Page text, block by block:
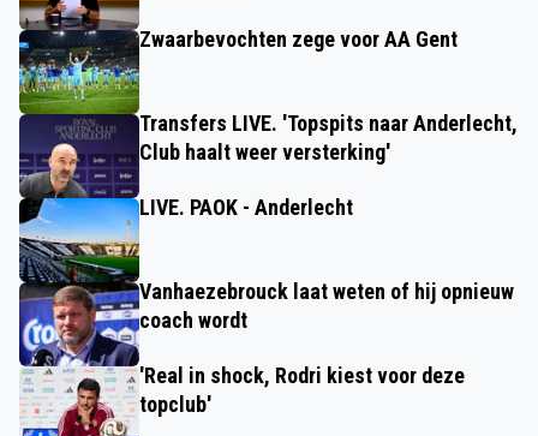
Zwaarbevochten zege voor AA Gent
Transfers LIVE. 'Topspits naar Anderlecht,
Club haalt weer versterking'
LIVE. PAOK - Anderlecht
Vanhaezebrouck laat weten of hij opnieuw
coach wordt
'Real in shock, Rodri kiest voor deze
topclub'